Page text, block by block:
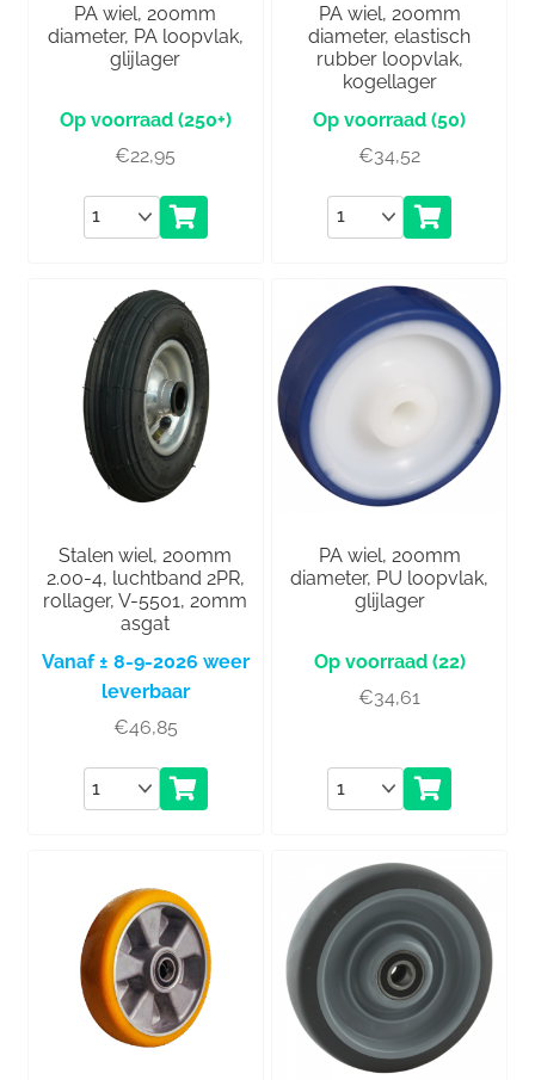
PA wiel, 200mm
diameter, PA loopvlak,
glijlager
(250+)
€22,95
Aantal
PA wiel, 200mm
diameter, elastisch
rubber loopvlak,
kogellager
(50)
€34,52
Aantal
Stalen wiel, 200mm
2.00-4, luchtband 2PR,
rollager, V-5501, 20mm
asgat
Vanaf ± 8-9-2026 weer
leverbaar
€46,85
Aantal
PA wiel, 200mm
diameter, PU loopvlak,
glijlager
(22)
€34,61
Aantal